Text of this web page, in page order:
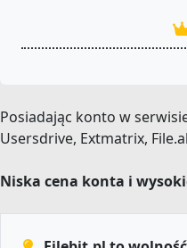
Posiadając konto w
Usersdrive, Extmatrix,
Niska cena konta i